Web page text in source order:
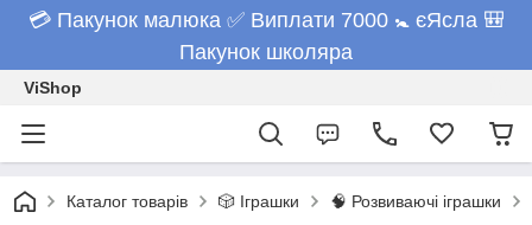
💳 Пакунок малюка ✅ Виплати 7000 🚼 єЯсла 🎒
Пакунок школяра
ViShop
Каталог товарів 🎲 Іграшки 🧠 Розвиваючі іграшки